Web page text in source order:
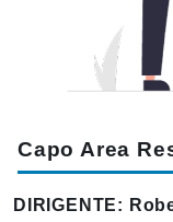
Capo Area
DIRIGENTE: